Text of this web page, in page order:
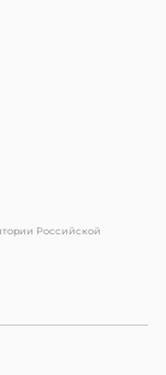
Российской